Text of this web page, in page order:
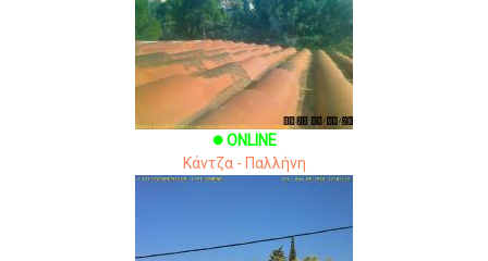
brightness_1 ONLINE
Κάντζα - Παλλήνη